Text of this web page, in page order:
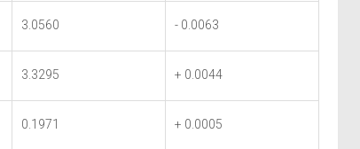
3.0560 - 0.0063
3.3295 + 0.0044
0.1971 + 0.0005